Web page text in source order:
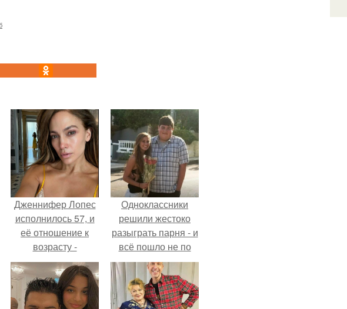
Дженнифер Лопес
исполнилось 57, и
её отношение к
возрасту -
настоящий
манифест
уверенности: "не
говорите, что я
Одноклассники
решили жестоко
разыграть парня - и
всё пошло не по
плану.